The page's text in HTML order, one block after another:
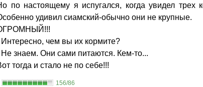
по настоящему я испугался, когда увидел трех
удивил сиамский-обычно они не крупные.
Интересно, чем вы их кормите?
Не знаем. Они сами питаются. Кем-то...
тогда и стало не по себе!!!
156/86